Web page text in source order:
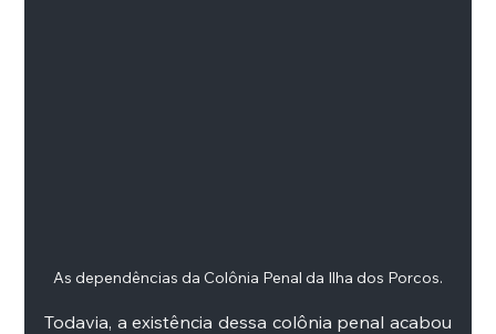
As dependências da Colônia Penal da Ilha dos Porcos.
Todavia, a existência dessa colônia penal acabou